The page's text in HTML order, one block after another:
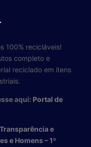
100% recicláveis!
completo e
reciclado em itens
aqui: Portal de
e
e Homens – 1º